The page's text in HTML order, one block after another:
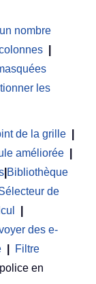
nombre
les
de la grille
améliorée
Bibliothèque
de
des e-
Filtre
en